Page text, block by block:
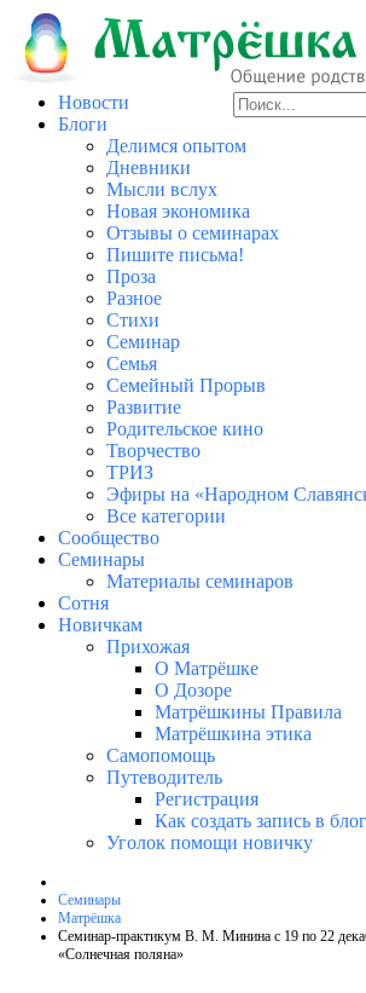
Новости
Блоги
Делимся опытом
Дневники
Мысли вслух
Новая экономика
Отзывы о семинарах
Пишите письма!
Проза
Разное
Стихи
Семинар
Семья
Семейный Прорыв
Развитие
Родительское кино
Творчество
ТРИЗ
Эфиры на «Народном
Все категории
Сообщество
Семинары
Материалы семинаров
Сотня
Новичкам
Прихожая
О Матрёшке
О Дозоре
Матрёшкины Правила
Матрёшкина этика
Самопомощь
Путеводитель
Регистрация
Как создать запись в
Уголок помощи новичку
Семинары
Матрёшка
Семинар-практикум В. М. Минина с 19 по 22
«Солнечная поляна»